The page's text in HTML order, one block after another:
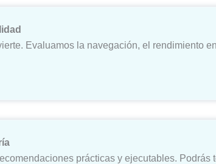
Evaluamos la navegación, el rendimiento
prácticas y ejecutables.